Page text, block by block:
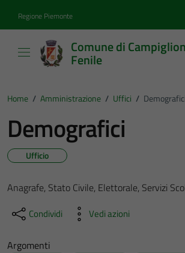
Regione Piemonte
Comune di
Fenile
Home / Amministrazione / Uffici / Demografici
Demografici
Ufficio
Anagrafe, Stato Civile, Elettorale, Servizi
Condividi Vedi azioni
Argomenti